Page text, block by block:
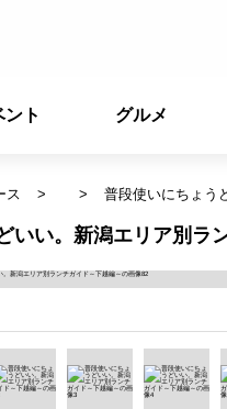
ント グルメ
ス 普段使いにちょう
いい。新潟エリア別ラ